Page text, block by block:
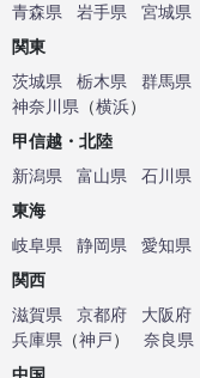
青森県
岩手県 宮城県
関東
茨城県
栃木県 群馬県
神奈川県 （横浜）
甲信越・北陸
新潟県
富山県 石川県
東海
岐阜県
静岡県 愛知県
関西
滋賀県
京都府 大阪府
兵庫県 （神戸） 奈良県